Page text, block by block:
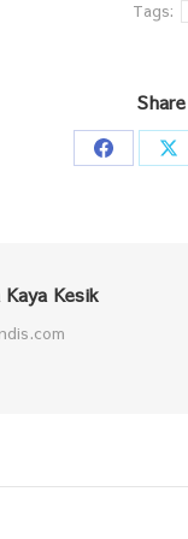
Tags:
Share
Kaya Kesik